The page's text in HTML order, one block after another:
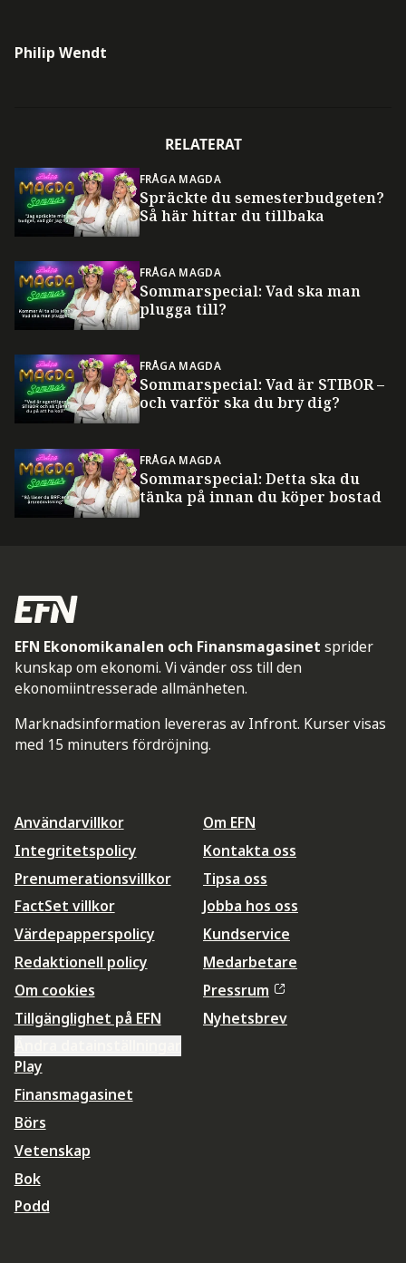
Philip Wendt
RELATERAT
FRÅGA MAGDA
Spräckte du semesterbudgeten?
Så här hittar du tillbaka
FRÅGA MAGDA
Sommarspecial: Vad ska man
plugga till?
FRÅGA MAGDA
Sommarspecial: Vad är STIBOR –
och varför ska du bry dig?
FRÅGA MAGDA
Sommarspecial: Detta ska du
tänka på innan du köper bostad
EFN Ekonomikanalen och Finansmagasinet sprider
kunskap om ekonomi. Vi vänder oss till den
ekonomiintresserade allmänheten.
Marknadsinformation levereras av Infront. Kurser visas
med 15 minuters fördröjning.
Användarvillkor
Integritetspolicy
Prenumerationsvillkor
FactSet villkor
Värdepapperspolicy
Redaktionell policy
Om cookies
Tillgänglighet på EFN
Om EFN
Kontakta oss
Tipsa oss
Jobba hos oss
Kundservice
Medarbetare
Pressrum
Nyhetsbrev
Play
Finansmagasinet
Börs
Vetenskap
Bok
Podd